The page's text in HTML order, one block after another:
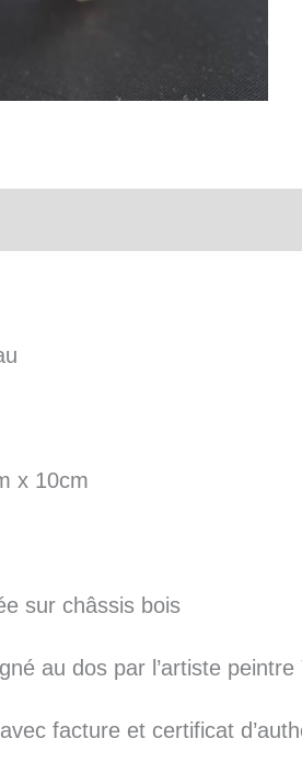
x 10cm
sur châssis bois
au dos par l’artiste peintre
facture et certificat